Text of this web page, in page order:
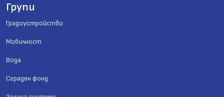
Групи
Градоустройство
Мобилност
Вода
Сграден фонд